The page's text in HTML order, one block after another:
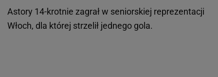
Astory 14-krotnie zagrał w seniorskiej reprezentacji
Włoch, dla której strzelił jednego gola.